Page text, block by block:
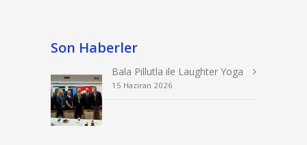
Son Haberler
Bala Pillutla ile Laughter Yoga
15 Haziran 2026